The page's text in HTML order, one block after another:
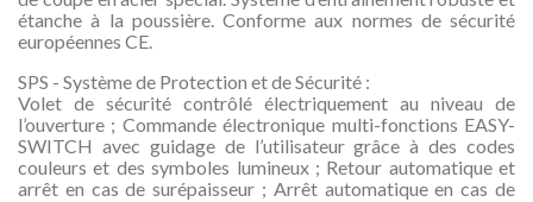
étanche à la poussière. Conforme aux normes de sécurité
européennes CE.
SPS - Système de Protection et de Sécurité :
Volet de sécurité contrôlé électriquement au niveau de
l’ouverture ; Commande électronique multi-fonctions EASY-
SWITCH avec guidage de l’utilisateur grâce à des codes
couleurs et des symboles lumineux ; Retour automatique et
arrêt en cas de surépaisseur ; Arrêt automatique en cas de